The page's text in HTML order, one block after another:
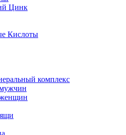
Цинк
Кислоты
комплекс